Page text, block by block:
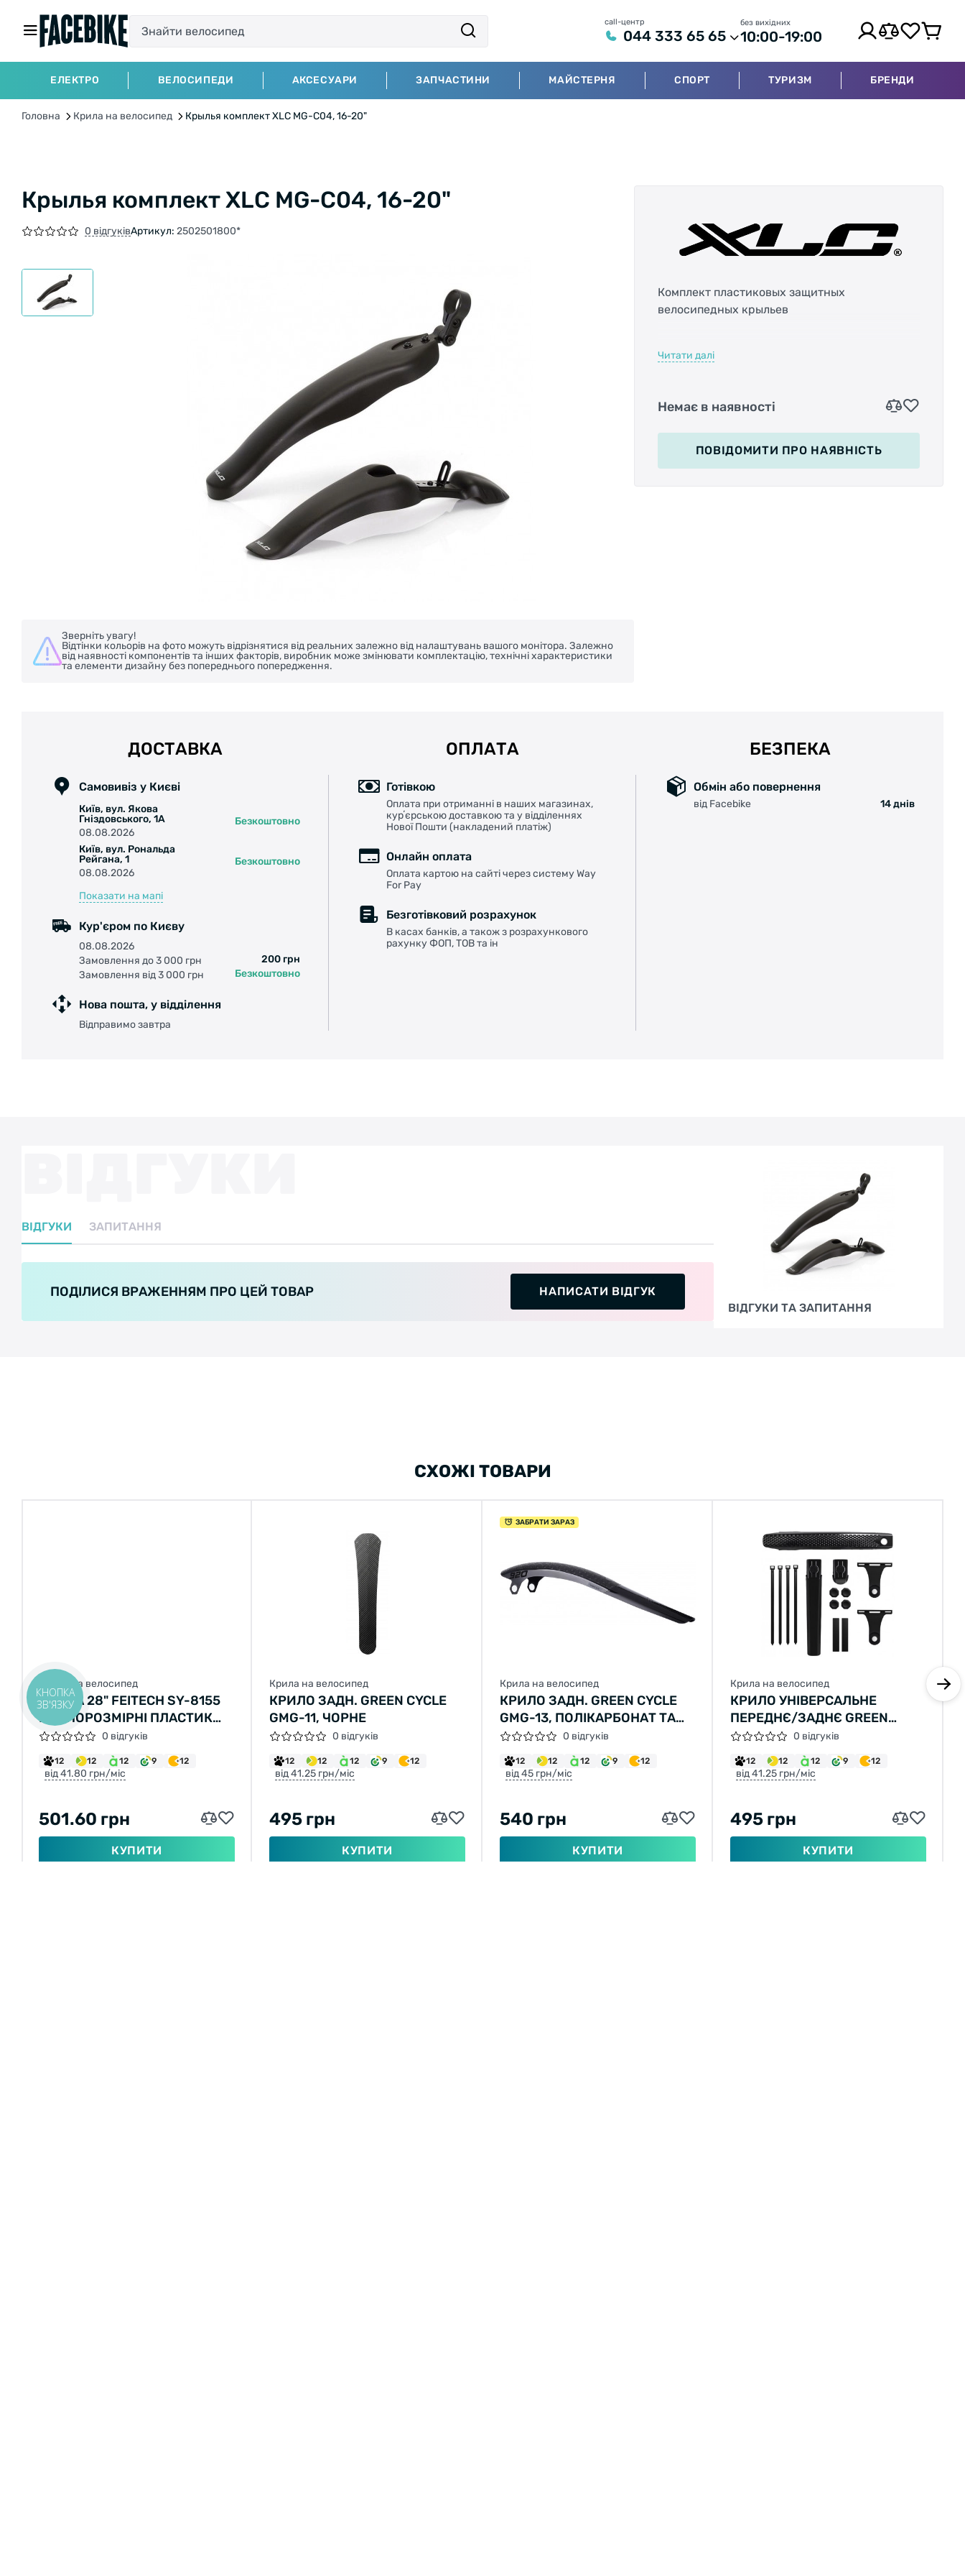
call-центр
044 333 65 65
без вихідних
10:00-19:00
ЕЛЕКТРО ВЕЛОСИПЕДИ АКСЕСУАРИ ЗАПЧАСТИНИ МАЙСТЕРНЯ СПОРТ ТУРИЗМ БРЕНДИ
Головна Крила на велосипед Крылья комплект XLC MG-C04, 16-20"
Крылья комплект XLC MG-C04, 16-20"
0 відгуківАртикул: 2502501800*
Зверніть увагу!
Відтінки кольорів на фото можуть відрізнятися від реальних залежно від налаштувань вашого монітора. Залежно
від наявності компонентів та інших факторів, виробник може змінювати комплектацію, технічні характеристики
та елементи дизайну без попереднього попередження.
Комплект пластиковых защитных
велосипедных крыльев
Заднее крыло крепится к подседельной трубе
велосипеда.
Подходит для колёс диаметром от 16” до 20".
Читати далі
Немає в наявності
ПОВІДОМИТИ ПРО НАЯВНІСТЬ
ДОСТАВКА
Самовивіз у Києві
Київ, вул. Якова
Гніздовського, 1А
08.08.2026
Безкоштовно
Київ, вул. Рональда
Рейгана, 1
08.08.2026
Безкоштовно
Показати на мапі
Кур'єром по Києву
08.08.2026
Замовлення до 3 000 грн
200 грн
Замовлення від 3 000 грн
Безкоштовно
Нова пошта, у відділення
Відправимо завтра
ОПЛАТА
Готівкою
Оплата при отриманні в наших магазинах,
курʼєрською доставкою та у відділеннях
Нової Пошти (накладений платіж)
Онлайн оплата
Оплата картою на сайті через систему Way
For Pay
Безготівковий розрахунок
В касах банків, а також з розрахункового
рахунку ФОП, ТОВ та ін
БЕЗПЕКА
Обмін або повернення
від Facebike 14 днів
ВІДГУКИ ЗАПИТАННЯ
ПОДІЛИСЯ ВРАЖЕННЯМ ПРО ЦЕЙ ТОВАР
НАПИСАТИ ВІДГУК
ВІДГУКИ ТА ЗАПИТАННЯ
СХОЖІ ТОВАРИ
Крила на велосипед
КРИЛА 28" FEITECH SY-8155
ПОВНОРОЗМІРНІ ПЛАСТИК
370X370X55ММ ЧОРНИЙ
0 відгуків
12 12 12 9 12
від 41.80 грн/міс
501.60 грн
КУПИТИ
Крила на велосипед
КРИЛО ЗАДН. GREEN CYCLE
GMG-11, ЧОРНЕ
0 відгуків
12 12 12 9 12
від 41.25 грн/міс
495 грн
КУПИТИ
ЗАБРАТИ ЗАРАЗ
Крила на велосипед
КРИЛО ЗАДН. GREEN CYCLE
GMG-13, ПОЛІКАРБОНАТ ТА
НЕЙЛОН, 360Х73ММ, ЧОРНЕ
0 відгуків
12 12 12 9 12
від 45 грн/міс
540 грн
КУПИТИ
Крила на велосипед
КРИЛО УНІВЕРСАЛЬНЕ
ПЕРЕДНЄ/ЗАДНЄ GREEN
CYCLE GMG-20,
ПОЛІКАРБОНАТ ТА НЕЙЛОН,
335Х60ММ, ЧОРНЕ
0 відгуків
12 12 12 9 12
від 41.25 грн/міс
495 грн
КУПИТИ
КНОПКА
ЗВ'ЯЗКУ